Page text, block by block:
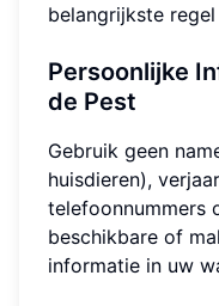
belangrijkste
Persoonlijke
de Pest
Gebruik geen
huisdieren),
telefoonnummers
beschikbare of
informatie in uw